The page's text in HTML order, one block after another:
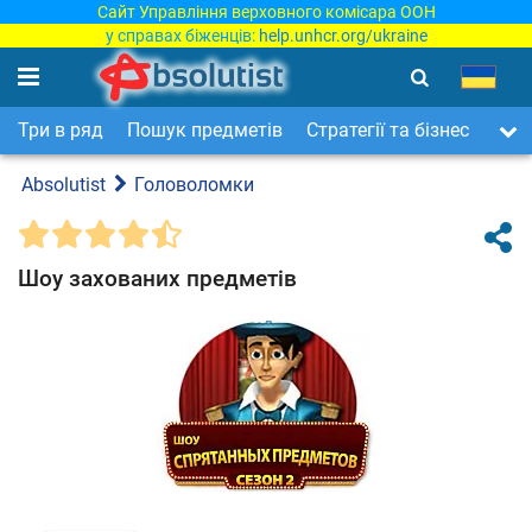
Сайт Управління верховного комісара ООН
у справах біженців: help.unhcr.org/ukraine
Три в ряд Пошук предметів Стратегії та бізнес
Absolutist Головоломки
Шоу захованих предметів